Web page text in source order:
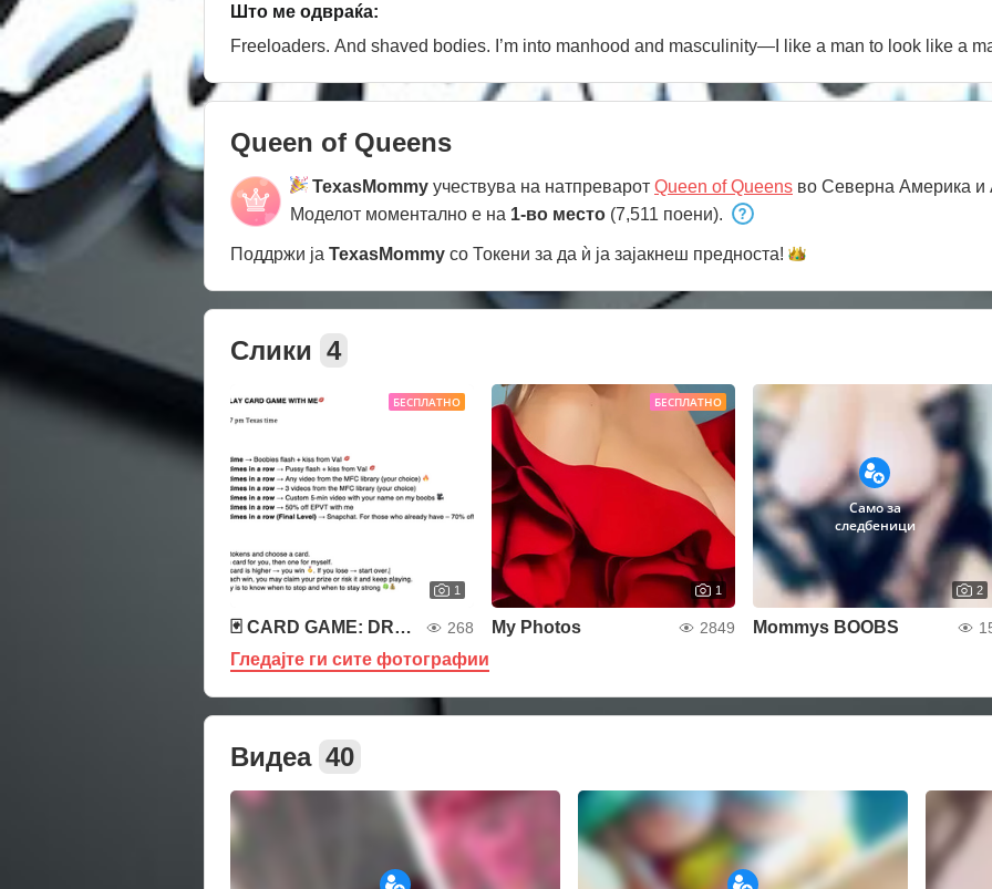
Што ме одвраќа:
Freeloaders. And shaved bodies. I’m into manhood and masculinity—I like a man to look like a
Queen of Queens
TexasMommy учествува на натпреварот Queen of Queens во Северна Америка и
Моделот моментално е на 1‑во место (7,511 поени).
Поддржи ја TexasMommy со Токени за да ѝ ја зајакнеш предноста!
Слики 4
БЕСПЛАТНО
1
🃏 CARD GAME: DRAW A CARD 🃏 268
БЕСПЛАТНО
1
My Photos 2849
Само за
следбеници
2
Mommys BOOBS
Гледајте ги сите фотографии
Видеа 40